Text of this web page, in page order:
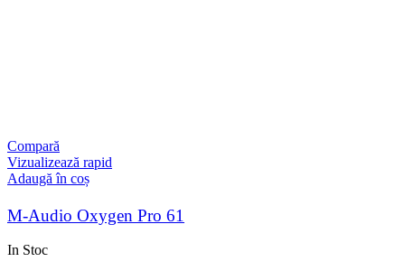
Compară
Vizualizează rapid
Adaugă în coș
M-Audio Oxygen Pro 61
In Stoc